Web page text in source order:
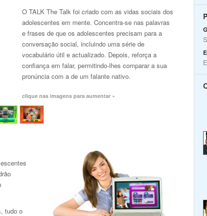
O TALK The Talk foi criado com as vidas sociais dos
adolescentes em mente. Concentra-se nas palavras
e frases de que os adolescentes precisam para a
conversação social, incluindo uma série de
vocabulário útil e actualizado. Depois, reforça a
confiança em falar, permitindo-lhes comparar a sua
pronúncia com a de um falante nativo.
clique nas imagens para aumentar »
tudo o